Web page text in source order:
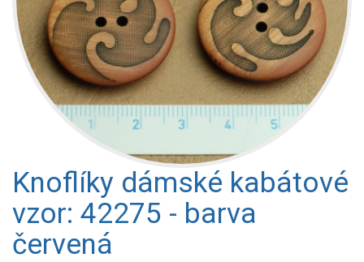
Knoflíky dámské kabátové
vzor: 42275 - barva
červená